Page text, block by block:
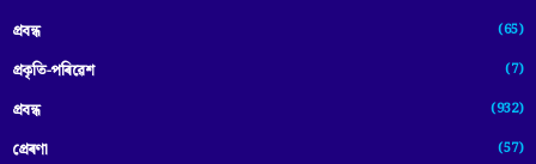
প্রবন্ধ (65)
প্ৰকৃতি-পৰিৱেশ (7)
প্ৰবন্ধ (932)
প্ৰেৰণা (57)